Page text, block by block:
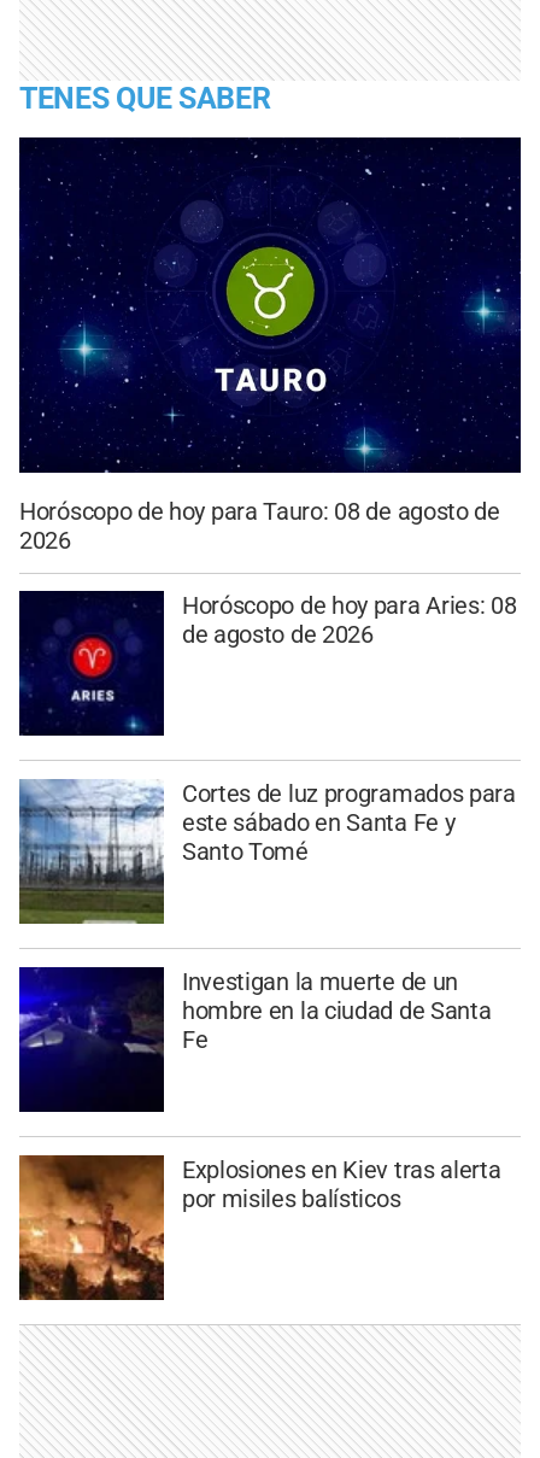
TENES QUE SABER
Horóscopo de hoy para Tauro: 08 de agosto de
2026
Horóscopo de hoy para Aries: 08
de agosto de 2026
Cortes de luz programados para
este sábado en Santa Fe y
Santo Tomé
Investigan la muerte de un
hombre en la ciudad de Santa
Fe
Explosiones en Kiev tras alerta
por misiles balísticos